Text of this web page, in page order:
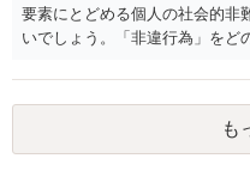
要素にとどめる個人の社会的非
いでしょう。「非違行為」をど
も